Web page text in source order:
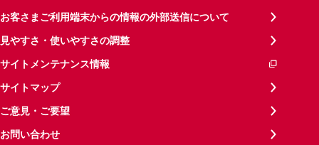
お客さまご利用端末からの情報の外部送信について
見やすさ・使いやすさの調整
サイトメンテナンス情報
サイトマップ
ご意見・ご要望
お問い合わせ